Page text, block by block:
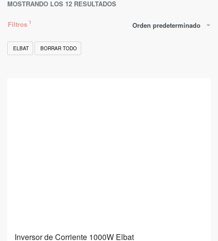
MOSTRANDO LOS 12 RESULTADOS
Orden predeterminado
Filtros
ELBAT BORRAR TODO
Inversor de Corriente 1000W Elbat